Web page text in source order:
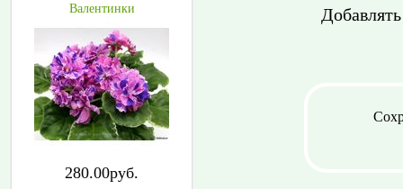
Валентинки
280.00руб.